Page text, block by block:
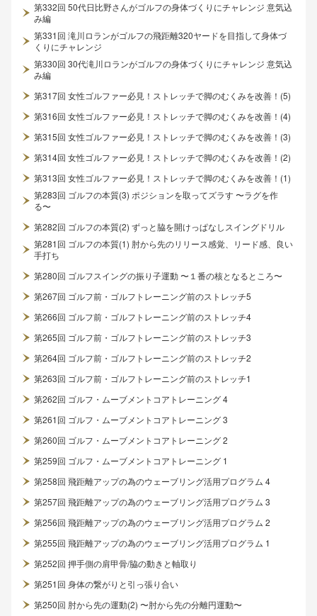
第332回 50代日比野さんがゴルフの身体づくりにチャレンジ 意気込
み編
第331回 滝川ロランがゴルフの飛距離320ヤードを目指して身体づ
くりにチャレンジ
第330回 30代滝川ロランがゴルフの身体づくりにチャレンジ 意気込
み編
第317回 女性ゴルファー必見！ストレッチで脚のむくみを改善！(5)
第316回 女性ゴルファー必見！ストレッチで脚のむくみを改善！(4)
第315回 女性ゴルファー必見！ストレッチで脚のむくみを改善！(3)
第314回 女性ゴルファー必見！ストレッチで脚のむくみを改善！(2)
第313回 女性ゴルファー必見！ストレッチで脚のむくみを改善！(1)
第283回 ゴルフの本質(3) ポジションを取ってズラす 〜ラグを作
る〜
第282回 ゴルフの本質(2) ずっと脇を開けっぱなしスイングドリル
第281回 ゴルフの本質(1) 肘から先のリリース感覚、リード感、良い
手打ち
第280回 ゴルフスイングの振り子運動 〜１番の核となるところ〜
第267回 ゴルフ前・ゴルフトレーニング前のストレッチ5
第266回 ゴルフ前・ゴルフトレーニング前のストレッチ4
第265回 ゴルフ前・ゴルフトレーニング前のストレッチ3
第264回 ゴルフ前・ゴルフトレーニング前のストレッチ2
第263回 ゴルフ前・ゴルフトレーニング前のストレッチ1
第262回 ゴルフ・ムーブメントコアトレーニング 4
第261回 ゴルフ・ムーブメントコアトレーニング 3
第260回 ゴルフ・ムーブメントコアトレーニング 2
第259回 ゴルフ・ムーブメントコアトレーニング 1
第258回 飛距離アップの為のウェーブリング活用プログラム 4
第257回 飛距離アップの為のウェーブリング活用プログラム 3
第256回 飛距離アップの為のウェーブリング活用プログラム 2
第255回 飛距離アップの為のウェーブリング活用プログラム 1
第252回 押手側の肩甲骨/脇の動きと軸取り
第251回 身体の繋がりと引っ張り合い
第250回 肘から先の運動(2) 〜肘から先の分離円運動〜